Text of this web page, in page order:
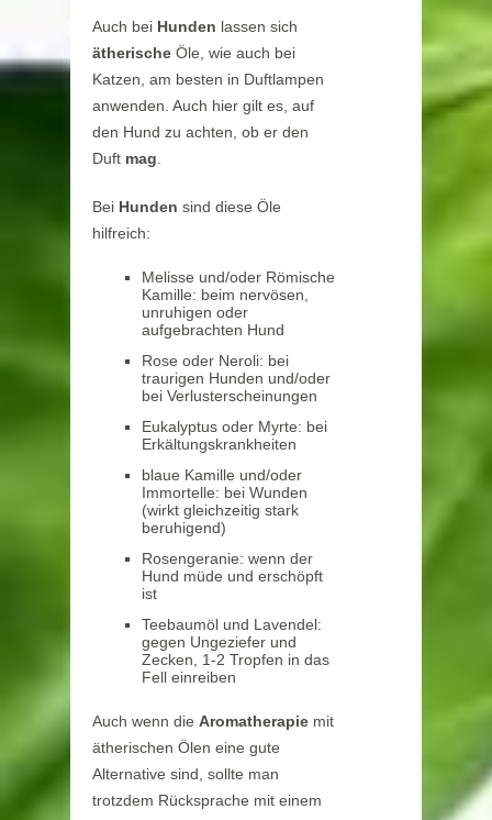
Auch bei Hunden lassen sich
ätherische Öle, wie auch bei
Katzen, am besten in Duftlampen
anwenden. Auch hier gilt es, auf
den Hund zu achten, ob er den
Duft mag
Bei Hunden sind diese Öle
hilfreich:
Melisse und/oder Römische
Kamille: beim nervösen,
unruhigen oder
aufgebrachten Hund
Rose oder Neroli: bei
traurigen Hunden und/oder
bei Verlusterscheinungen
Eukalyptus oder Myrte: bei
Erkältungskrankheiten
blaue Kamille und/oder
Immortelle: bei Wunden
(wirkt gleichzeitig stark
beruhigend)
Rosengeranie: wenn der
Hund müde und erschöpft
ist
Teebaumöl und Lavendel:
gegen Ungeziefer und
Zecken, 1-2 Tropfen in das
Fell einreiben
Auch wenn die Aromatherapie mit
ätherischen Ölen eine gute
Alternative sind, sollte man
trotzdem Rücksprache mit einem